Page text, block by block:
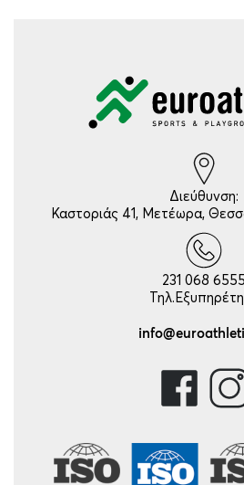
Διεύθυνση:
Καστοριάς 41, Μετέωρα,
231 068 6555